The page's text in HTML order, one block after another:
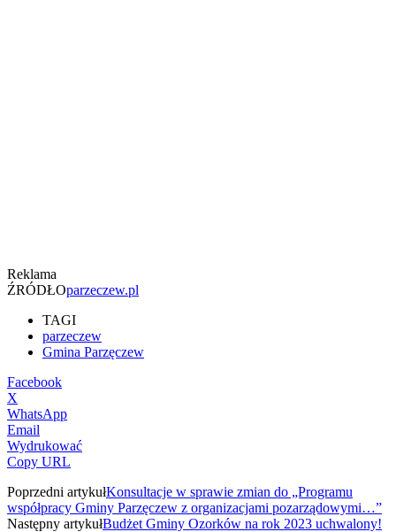
Reklama
ŹRÓDŁOparzeczew.pl
TAGI
parzeczew
Gmina Parzęczew
Facebook
X
WhatsApp
Email
Wydrukować
Copy URL
Poprzedni artykułKonsultacje w sprawie zmian do „Programu
współpracy Gminy Parzęczew z organizacjami pozarządowymi…”
Następny artykułBudżet Gminy Ozorków na rok 2023 uchwalony!